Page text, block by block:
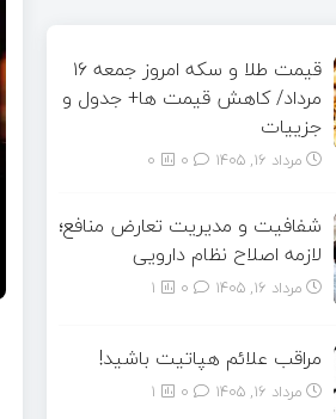
قیمت طلا و سکه امروز جمعه ۱۶
مرداد/ کاهش قیمت ها+ جدول و
جزییات
مرداد ۱۶, ۱۴۰۵ 0
شفافیت و مدیریت تعارض منافع؛
لازمه اصلاح نظام دارویی
مرداد ۱۶, ۱۴۰۵ 1
مراقب علائم هپاتیت باشید!
مرداد ۱۶, ۱۴۰۵ 1